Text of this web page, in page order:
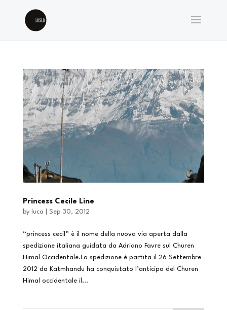
Princess Cecile Line
by luca Sep 30, 2012
“princess cecil” è il nome della nuova via aperta dalla
spedizione italiana guidata da Adriano Favre sul Churen
Himal Occidentale.La spedizione è partita il 26 Settembre
2012 da Katmhandu ha conquistato l’anticipa del Churen
Himal occidentale il...